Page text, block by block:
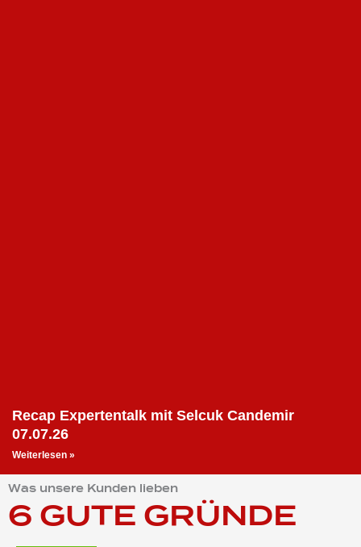
Recap Expertentalk mit Selcuk Candemir
07.07.26
Weiterlesen »
Was unsere Kunden lieben
6 GUTE GRÜNDE